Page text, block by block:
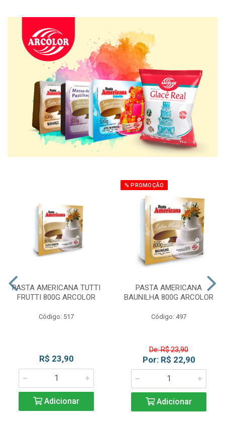
PASTA AMERICANA TUTTI
FRUTTI 800G ARCOLOR
Código: 517
R$ 23,90
Adicionar
% PROMOÇÃO
PASTA AMERICANA
BAUNILHA 800G ARCOLOR
Código: 497
De: R$ 23,90
Por: R$ 22,90
Adicionar